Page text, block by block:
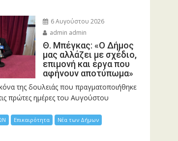
6 Αυγούστου 2026
admin admin
Θ. Μπέγκας: «Ο Δήμος
μας αλλάζει με σχέδιο,
επιμονή και έργα που
αφήνουν αποτύπωμα»
της δουλειάς που πραγματοποιήθηκε
πρώτες ημέρες του Αυγούστου
Επικαιρότητα Νέα των Δήμων